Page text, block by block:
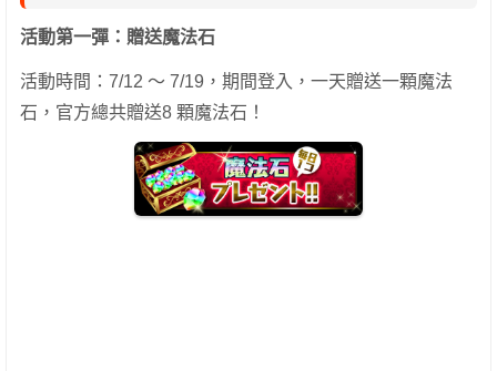
活動第一彈：贈送魔法石
活動時間：7/12 ～ 7/19，期間登入，一天贈送一顆魔法
石，官方總共贈送8 顆魔法石！